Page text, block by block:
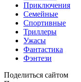
Приключения
Семейные
Спортивные
Триллеры
Ужасы
Фантастика
Фэнтези
Поделиться сайтом